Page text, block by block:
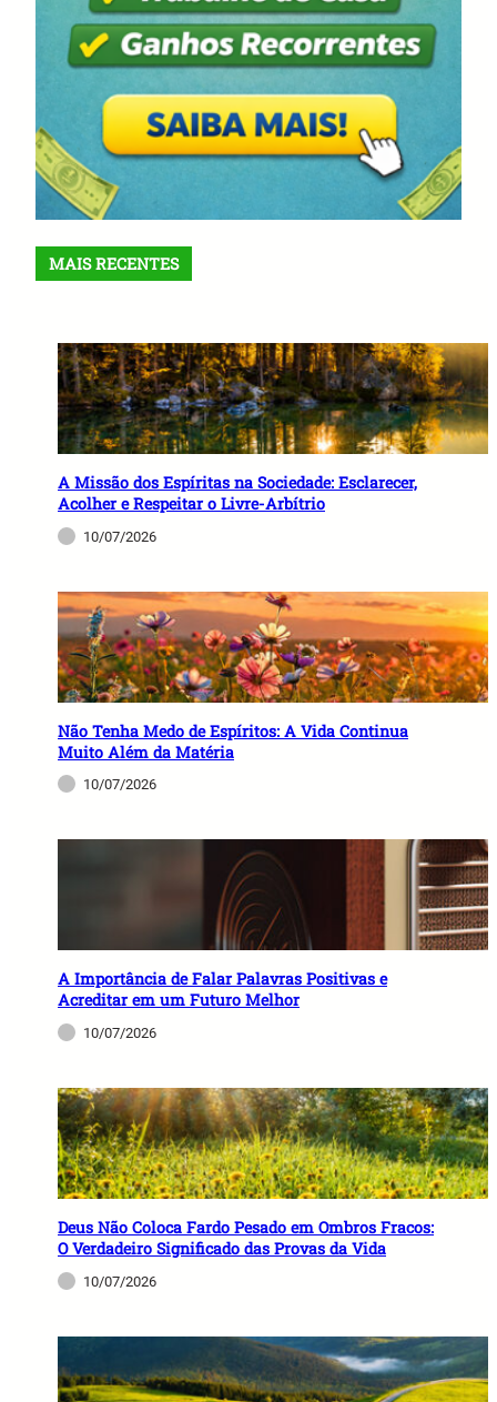
MAIS RECENTES
A Missão dos Espíritas na Sociedade: Esclarecer,
Acolher e Respeitar o Livre-Arbítrio
10/07/2026
Não Tenha Medo de Espíritos: A Vida Continua
Muito Além da Matéria
10/07/2026
A Importância de Falar Palavras Positivas e
Acreditar em um Futuro Melhor
10/07/2026
Deus Não Coloca Fardo Pesado em Ombros Fracos:
O Verdadeiro Significado das Provas da Vida
10/07/2026